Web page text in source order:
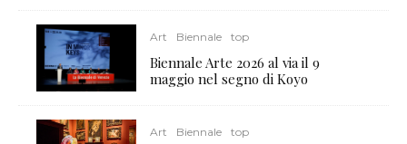
Art Biennale top
Biennale Arte 2026 al via il 9
maggio nel segno di Koyo
Art Biennale top